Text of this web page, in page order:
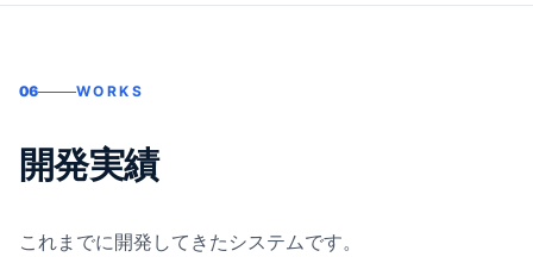
06 WORKS
開発実績
これまでに開発してきたシステムです。